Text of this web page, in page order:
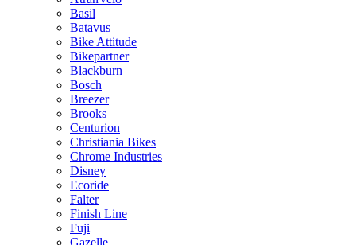
Basil
Batavus
Bike Attitude
Bikepartner
Blackburn
Bosch
Breezer
Brooks
Centurion
Christiania Bikes
Chrome Industries
Disney
Ecoride
Falter
Finish Line
Fuji